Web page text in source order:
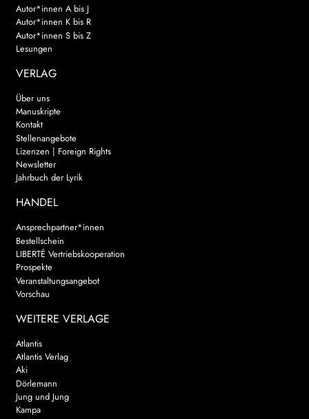
Autor*innen A bis J
Autor*innen K bis R
Autor*innen S bis Z
Lesungen
VERLAG
Über uns
Manuskripte
Kontakt
Stellenangebote
Lizenzen | Foreign Rights
Newsletter
Jahrbuch der Lyrik
HANDEL
Ansprechpartner*innen
Bestellschein
LIBERTÉ Vertriebskooperation
Prospekte
Veranstaltungsangebot
Vorschau
WEITERE VERLAGE
Atlantis
Atlantis Verlag
Aki
Dörlemann
Jung und Jung
Kampa